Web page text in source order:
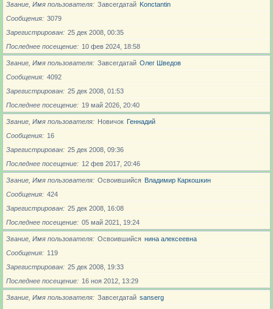
Звание, Имя пользователя Завсегдатай Konctantin
Сообщения
3079
Зарегистрирован
25 дек 2008, 00:35
Последнее посещение
10 фев 2024, 18:58
Звание, Имя пользователя Завсегдатай Олег Шведов
Сообщения
4092
Зарегистрирован
25 дек 2008, 01:53
Последнее посещение
19 май 2026, 20:40
Звание, Имя пользователя Новичoк Геннадий
Сообщения
16
Зарегистрирован
25 дек 2008, 09:36
Последнее посещение
12 фев 2017, 20:46
Звание, Имя пользователя Освоившийся Владимир Каркошкин
Сообщения
424
Зарегистрирован
25 дек 2008, 16:08
Последнее посещение
05 май 2021, 19:24
Звание, Имя пользователя Освоившийся нина алексеевна
Сообщения
119
Зарегистрирован
25 дек 2008, 19:33
Последнее посещение
16 ноя 2012, 13:29
Звание, Имя пользователя Завсегдатай sanserg